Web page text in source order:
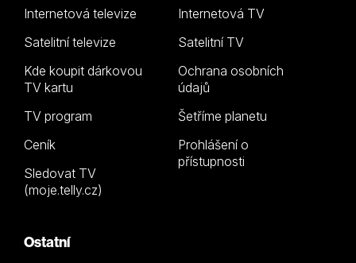
Internetová televize
Satelitní televize
Kde koupit dárkovou
TV kartu
TV program
Ceník
Sledovat TV
(moje.telly.cz)
Internetová TV
Satelitní TV
Ochrana osobních
údajů
Šetříme planetu
Prohlášení o
přístupnosti
Ostatní